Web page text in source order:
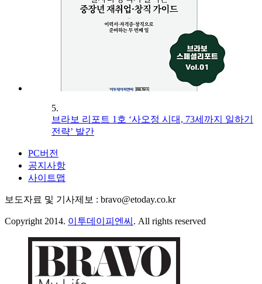
5.
브라보 리포트 1호 ‘사오정 시대, 73세까지 일하기
전략’ 발간
PC버전
공지사항
사이트맵
보도자료 및 기사제보 : bravo@etoday.co.kr
Copyright 2014. 이투데이피엔씨 . All rights reserved